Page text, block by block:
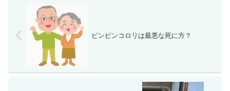
ピンピンコロリは最悪な死に方？